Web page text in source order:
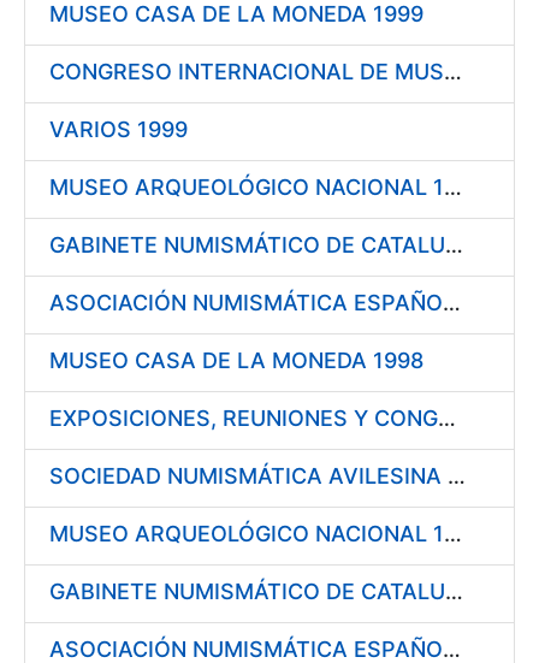
Erakutsi/Ezkutatu
Erakutsi/Ezkutatu
MUSEO CASA DE LA MONEDA 1999
CONGRESO INTERNACIONAL DE MUSEOLOGÍA DEL DINERO 1999
VARIOS 1999
MUSEO ARQUEOLÓGICO NACIONAL 1999
GABINETE NUMISMÁTICO DE CATALUÑA 1999
ASOCIACIÓN NUMISMÁTICA ESPAÑOLA 1999
MUSEO CASA DE LA MONEDA 1998
EXPOSICIONES, REUNIONES Y CONGRESOS 1998
SOCIEDAD NUMISMÁTICA AVILESINA 1998
MUSEO ARQUEOLÓGICO NACIONAL 1998
GABINETE NUMISMÁTICO DE CATALUÑA 1998
ASOCIACIÓN NUMISMÁTICA ESPAÑOLA 1998